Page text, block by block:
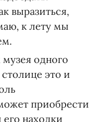
выразиться,
к лету мы
одного
это и
приобрести
находки